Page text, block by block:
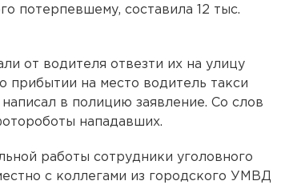
потерпевшему, составила 12 тыс.
от водителя отвезти их на улицу
прибытии на место водитель такси
в полицию заявление. Со слов
нападавших.
работы сотрудники уголовного
с коллегами из городского УМВД